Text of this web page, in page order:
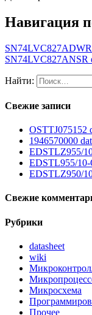
Навигация
SN74LVC827ADWR
SN74LVC827ANSR
Найти:
Свежие записи
OSTTJ075152
1946570000
EDSTLZ955/
EDSTL955/10-
EDSTLZ950/
Свежие
Рубрики
datasheet
wiki
Микросхема
Прочее